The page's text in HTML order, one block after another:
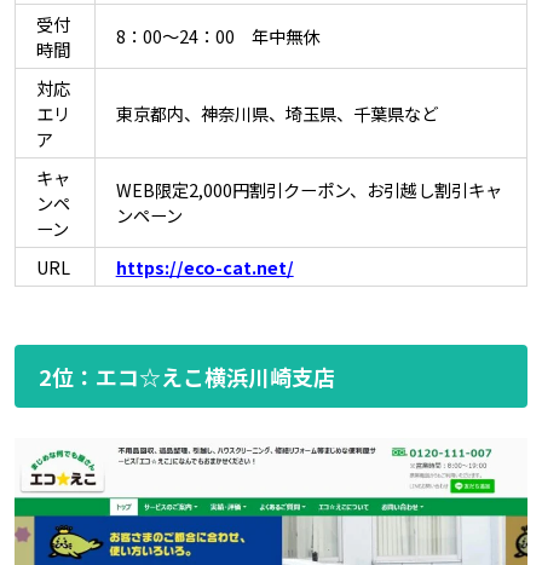
受付
時間
8：00～24：00 年中無休
対応
エリ
ア
東京都内、神奈川県、埼玉県、千葉県など
キャ
ンペ
ーン
WEB限定2,000円割引クーポン、お引越し割引キャ
ンペーン
URL https://eco-cat.net/
2位：エコ☆えこ横浜川崎支店